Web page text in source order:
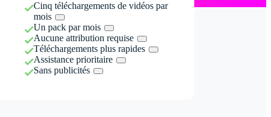
Cinq téléchargements de vidéos par
mois
Un pack par mois
Aucune attribution requise
Téléchargements plus rapides
Assistance prioritaire
Sans publicités